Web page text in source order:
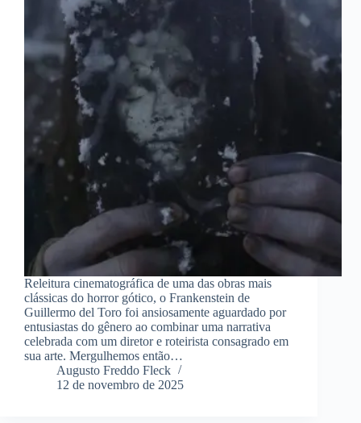
Releitura cinematográfica de uma das obras mais
clássicas do horror gótico, o Frankenstein de
Guillermo del Toro foi ansiosamente aguardado por
entusiastas do gênero ao combinar uma narrativa
celebrada com um diretor e roteirista consagrado em
sua arte. Mergulhemos então…
Augusto Freddo Fleck
12 de novembro de 2025